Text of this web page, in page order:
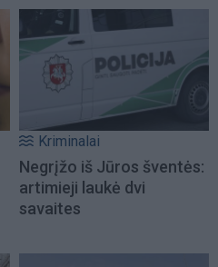
Kriminalai
Negrįžo iš Jūros šventės:
artimieji laukė dvi
savaites